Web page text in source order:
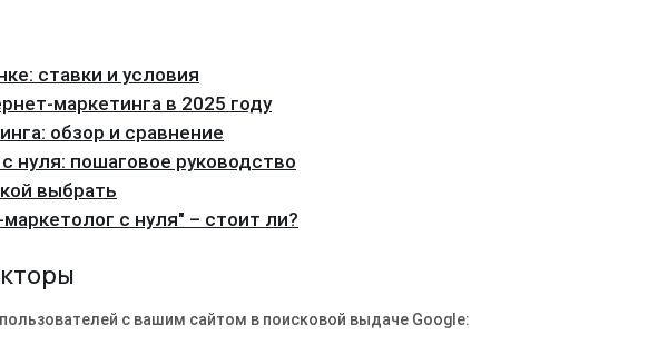
ставки и условия
маркетинга в 2025 году
обзор и сравнение
нуля: пошаговое руководство
выбрать
с нуля" – стоит ли?
с вашим сайтом в поисковой выдаче Google: